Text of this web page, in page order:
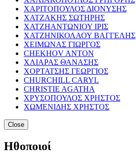
ΧΑΡΙΤΟΠΟΥΛΟΣ ΔΙΟΝΥΣΗΣ
ΧΑΤΖΑΚΗΣ ΣΩΤΗΡΗΣ
ΧΑΤΖΗΑΝΤΩΝΙΟΥ ΙΡΙΣ
ΧΑΤΖΗΝΙΚΟΛΑΟΥ ΒΑΓΓΕΛΗΣ
ΧΕΙΜΩΝΑΣ ΓΙΩΡΓΟΣ
CHEKHOV ANTON
ΧΛΙΑΡΑΣ ΘΑΝΑΣΗΣ
ΧΟΡΤΑΤΣΗΣ ΓΕΩΡΓΙΟΣ
CHURCHILL CARYL
CHRISTIE AGATHA
ΧΡΥΣΟΠΟΥΛΟΣ ΧΡΗΣΤΟΣ
ΧΩΜΕΝΙΔΗΣ ΧΡΗΣΤΟΣ
Close
Ηθοποιοί